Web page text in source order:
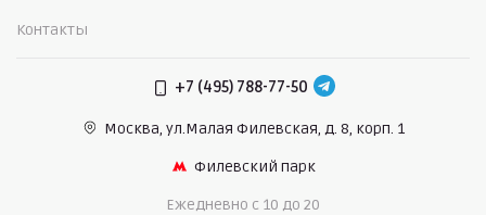
Контакты
+7 (495) 788-77-50
Москва, ул.Малая Филевская, д. 8, корп. 1
Филевский парк
Ежедневно c 10 до 20